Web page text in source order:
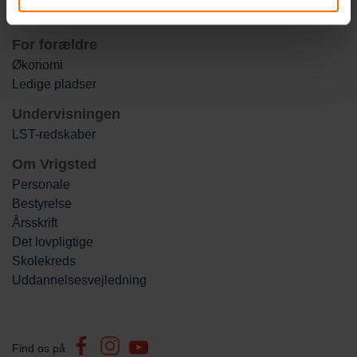
Faciliteter og værelser
For forældre
Økonomi
Ledige pladser
Undervisningen
LST-redskaber
Om Vrigsted
Personale
Bestyrelse
Årsskrift
Det lovpligtige
Skolekreds
Uddannelsesvejledning
Find os på